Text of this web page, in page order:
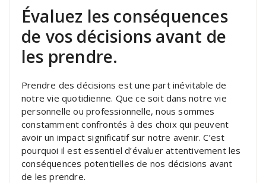
Évaluez les conséquences
de vos décisions avant de
les prendre.
Prendre des décisions est une part inévitable de
notre vie quotidienne. Que ce soit dans notre vie
personnelle ou professionnelle, nous sommes
constamment confrontés à des choix qui peuvent
avoir un impact significatif sur notre avenir. C’est
pourquoi il est essentiel d’évaluer attentivement les
conséquences potentielles de nos décisions avant
de les prendre.